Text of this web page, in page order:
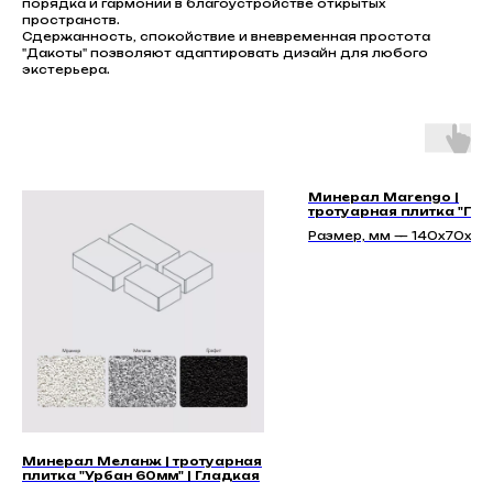
порядка и гармонии в благоустройстве открытых
пространств.
Сдержанность, спокойствие и вневременная простота
"Дакоты" позволяют адаптировать дизайн для любого
экстерьера.
Минерал Меланж | тротуарная
плитка "Урбан 60мм" | Гладкая
Минерал Marengo |
тротуарная плитка
Размер, мм —